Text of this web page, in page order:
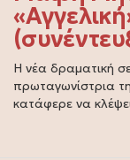
Η νέα δραματική
πρωταγωνίστρια
κατάφερε να